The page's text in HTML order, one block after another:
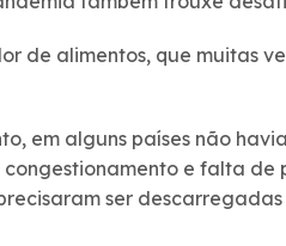
de alimentos, que muitas
em alguns países não
e falta de
ser